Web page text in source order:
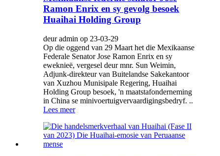
Ramon Enrix en sy gevolg besoek
Huaihai Holding Group
deur admin op 23-03-29
Op die oggend van 29 Maart het die Mexikaanse
Federale Senator Jose Ramon Enrix en sy
eweknieë, vergesel deur mnr. Sun Weimin,
Adjunk-direkteur van Buitelandse Sakekantoor
van Xuzhou Munisipale Regering, Huaihai
Holding Group besoek, 'n maatstafonderneming
in China se minivoertuigvervaardigingsbedryf. ..
Lees meer